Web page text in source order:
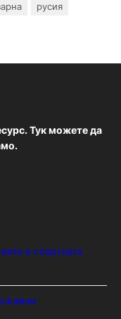
русия
Тук можете да
в спортната